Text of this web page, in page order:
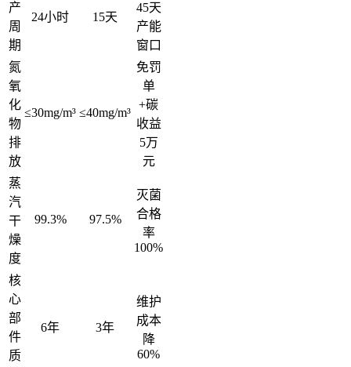
产
周
期
24小时 15天
45天
产能
窗口
氮
氧
化
物
排
放
≤30mg/m³ ≤40mg/m³
免罚
单
+碳
收益
5万
元
蒸
汽
干
燥
度
99.3% 97.5%
灭菌
合格
率
100%
核
心
部
件
质
6年 3年
维护
成本
降
60%